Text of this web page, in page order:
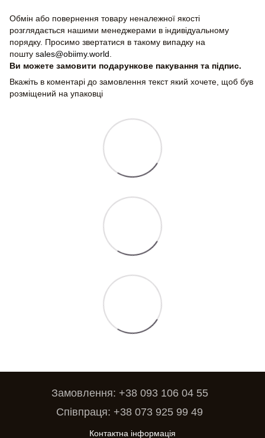
Обмін або повернення товару неналежної якості
розглядається нашими менеджерами в індивідуальному
порядку. Просимо звертатися в такому випадку на
пошту sales@obiimy.world
Ви можете замовити подарункове пакування та підпис.
Вкажіть в коментарі до замовлення текст який хочете, щоб був
розміщений на упаковці
Замовлення: +38 093 106 04 55
Співпраця: +38 073 925 99 49
Контактна інформація